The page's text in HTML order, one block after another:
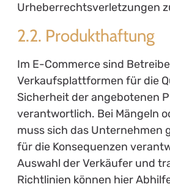
Urheberrechtsverletzungen
2.2. Produkthaftung
Im E-Commerce sind
Verkaufsplattformen für die
Sicherheit der angebotenen
verantwortlich. Bei Mängeln
muss sich das Unternehmen
für die Konsequenzen
Auswahl der Verkäufer und
Richtlinien können hier